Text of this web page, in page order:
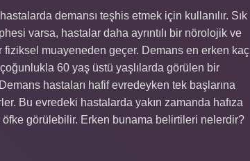
demansı teşhis etmek için kullanılır. Sık
varsa, hastalar daha ayrıntılı bir nörolojik ve
muayeneden geçer. Demans en erken kaç
60 yaş üstü yaşlılarda görülen bir
hastaları hafif evredeyken tek başlarına
Bu evredeki hastalarda yakın zamanda hafıza
görülebilir. Erken bunama belirtileri nelerdir?